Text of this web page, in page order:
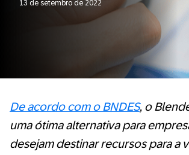
13 de setembro de 2022
De acordo com o BNDES, o
uma ótima alternativa para
desejam destinar recursos para a